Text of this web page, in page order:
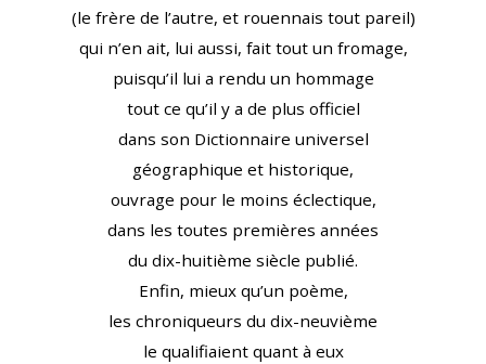
(le frère de l’autre, et rouennais tout pareil)
qui n’en ait, lui aussi, fait tout un fromage,
puisqu’il lui a rendu un hommage
tout ce qu’il y a de plus officiel
dans son Dictionnaire universel
géographique et historique,
ouvrage pour le moins éclectique,
dans les toutes premières années
du dix-huitième siècle publié.
Enfin, mieux qu’un poème,
les chroniqueurs du dix-neuvième
le qualifiaient quant à eux